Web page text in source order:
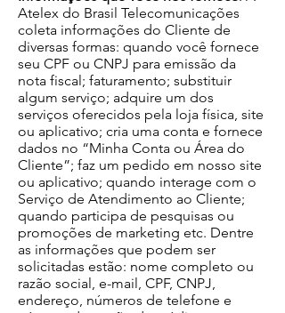
Atelex do Brasil Telecomunicações
coleta informações do Cliente de
diversas formas: quando você fornece
seu CPF ou CNPJ para emissão da
nota fiscal; faturamento; substituir
algum serviço; adquire um dos
serviços oferecidos pela loja física, site
ou aplicativo; cria uma conta e fornece
dados no “Minha Conta ou Área do
Cliente”; faz um pedido em nosso site
ou aplicativo; quando interage com o
Serviço de Atendimento ao Cliente;
quando participa de pesquisas ou
promoções de marketing etc. Dentre
as informações que podem ser
solicitadas estão: nome completo ou
razão social, e-mail, CPF, CNPJ,
endereço, números de telefone e